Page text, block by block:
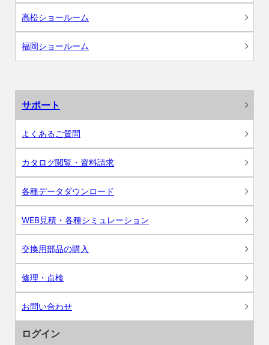
高松ショールーム
福岡ショールーム
サポート
よくあるご質問
カタログ閲覧・資料請求
各種データダウンロード
WEB見積・各種シミュレーション
交換用部品の購入
修理・点検
お問い合わせ
ログイン